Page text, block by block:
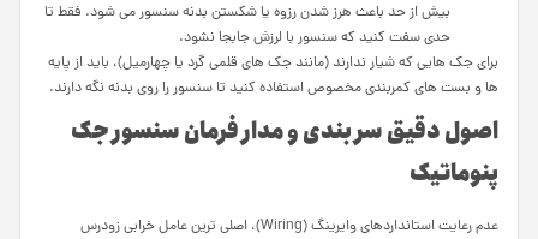
بیش از حد باعث هرز شدن رزوه یا شکستن بدنه سنسور می شود. فقط تا
حدی سفت کنید که سنسور با لرزش جابجا نشود.
برای جک هایی که شیار ندارند (مانند جک های قلمی گرد یا چهارمیل)، باید از پایه
ها و بست های کمربندی مخصوص استفاده کنید تا سنسور را روی بدنه نگه دارند.
اصول دقیق سر بندی و مدار فرمان سنسور جک
پنوماتیک
عدم رعایت استانداردهای وایرینگ (Wiring)، اصلی ترین عامل خرابی زودرس